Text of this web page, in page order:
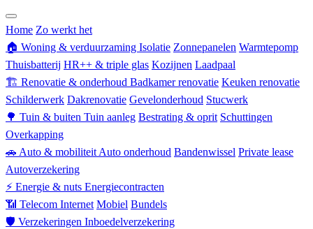
Home Zo werkt het
🏠 Woning & verduurzaming Isolatie Zonnepanelen Warmtepomp
Thuisbatterij HR++ & triple glas Kozijnen Laadpaal
🏗 Renovatie & onderhoud Badkamer renovatie Keuken renovatie
Schilderwerk Dakrenovatie Gevelonderhoud Stucwerk
🌳 Tuin & buiten Tuin aanleg Bestrating & oprit Schuttingen
Overkapping
🚗 Auto & mobiliteit Auto onderhoud Bandenwissel Private lease
Autoverzekering
⚡ Energie & nuts Energiecontracten
📶 Telecom Internet Mobiel Bundels
🛡 Verzekeringen Inboedelverzekering